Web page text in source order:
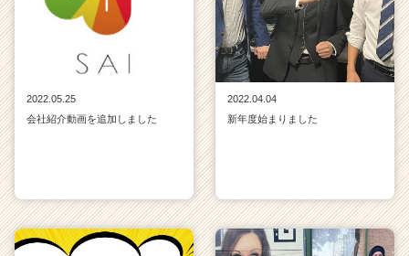
2022.05.25
会社紹介動画を追加しました
2022.04.04
新年度始まりました